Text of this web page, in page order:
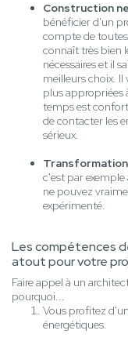
Construction
bénéficier d'un
compte de
connaît très bien
nécessaires et il
meilleurs choix. Il
plus appropriées
temps est
de contacter les
sérieux.
Transformation
c'est par
ne pouvez
expérimenté.
Les compétences
atout pour votre
Faire appel à un
pourquoi...
Vous profitez
énergétiques.